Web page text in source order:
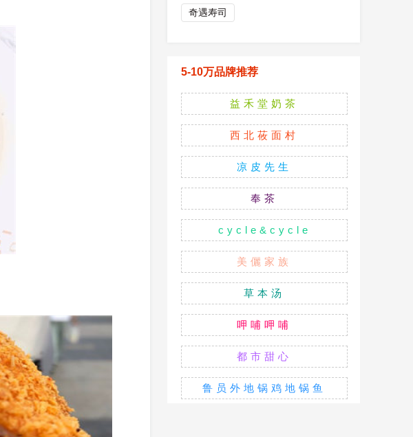
奇遇寿司
5-10万品牌推荐
益禾堂奶茶
西北莜面村
凉皮先生
奉茶
cycle&cycle
美儷家族
草本汤
呷哺呷哺
都市甜心
鲁员外地锅鸡地锅鱼